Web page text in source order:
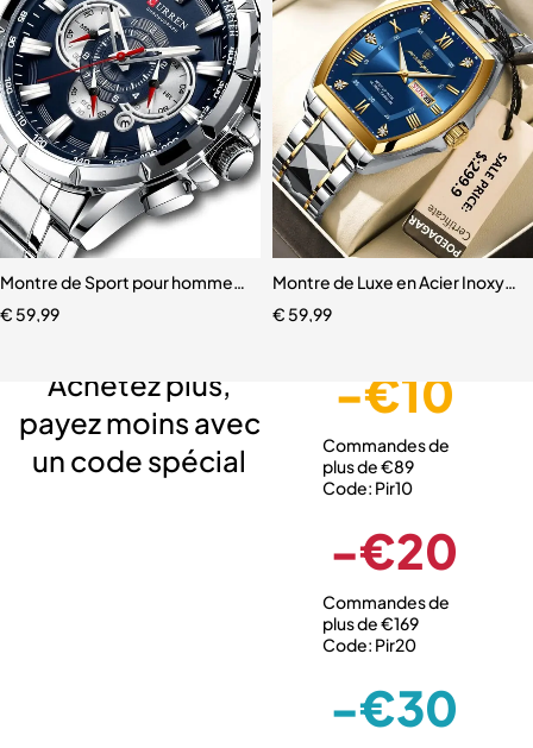
Montre de Sport pour hommes, Top marque de luxe
€ 59,99
Montre de Luxe en Acier
€ 59,99
Achetez plus,
payez moins avec
un code spécial
-€10
Commandes de
plus de €89
Code: Pir10
-€20
Commandes de
plus de €169
Code: Pir20
-€30